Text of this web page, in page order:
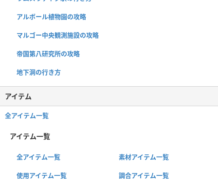
アルボール植物園の攻略
マルゴー中央観測施設の攻略
帝国第八研究所の攻略
地下洞の行き方
アイテム
全アイテム一覧
アイテム一覧
全アイテム一覧 素材アイテム一覧
使用アイテム一覧 調合アイテム一覧